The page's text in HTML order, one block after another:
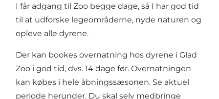
I får adgang til Zoo begge dage, så I har god tid
til at udforske legeområderne, nyde naturen og
opleve alle dyrene.
Der kan bookes overnatning hos dyrene i Glad
Zoo i god tid, dvs. 14 dage før. Overnatningen
kan købes i hele åbningssæsonen. Se aktuel
periode herunder. Du skal selv medbringe